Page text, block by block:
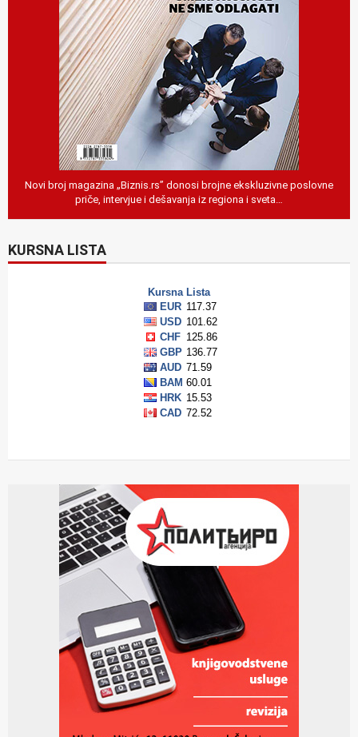
Novi broj magazina „Biznis.rs” donosi brojne ekskluzivne poslovne
priče, intervjue i dešavanja iz regiona i sveta…
KURSNA LISTA